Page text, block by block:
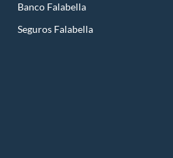
Banco Falabella
Seguros Falabella